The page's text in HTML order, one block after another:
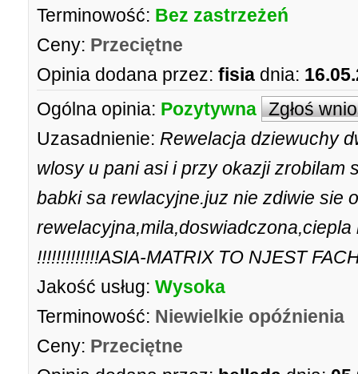
Terminowość: Bez zastrzeżeń
Ceny: Przeciętne
Opinia dodana przez: fisia dnia:
Ogólna opinia: Pozytywna Zgłoś
Uzasadnienie: Rewelacja dziewuchy
wlosy u pani asi i przy okazji zrobilam
babki sa rewlacyjne.juz nie zdiwie sie
!!!!!!!!!!!!!ASIA-MATRIX TO NJEST
Jakość usług: Wysoka
Terminowość: Niewielkie opóźnienia
Ceny: Przeciętne